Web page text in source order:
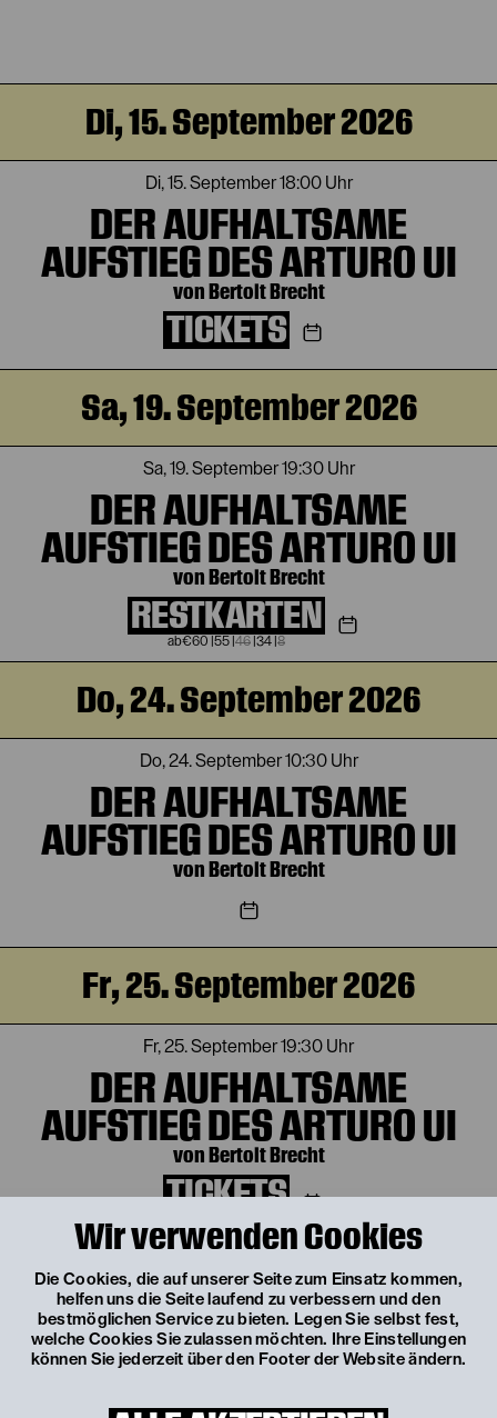
Wir verwenden Cookies
Die Cookies, die auf unserer Seite zum Einsatz kommen,
helfen uns die Seite laufend zu verbessern und den
bestmöglichen Service zu bieten. Legen Sie selbst fest,
welche Cookies Sie zulassen möchten. Ihre Einstellungen
können Sie jederzeit über den Footer der Website ändern.
Di, 15. September 2026
Di, 15. September18:00 Uhr
DER AUFHALTSAME
AUFSTIEG DES ARTURO UI
von Bertolt Brecht
TICKETS
Sa, 19. September 2026
Sa, 19. September19:30 Uhr
DER AUFHALTSAME
AUFSTIEG DES ARTURO UI
von Bertolt Brecht
RESTKARTEN
€60 55 46 34 8
Do, 24. September 2026
Do, 24. September10:30 Uhr
DER AUFHALTSAME
AUFSTIEG DES ARTURO UI
von Bertolt Brecht
Fr, 25. September 2026
Fr, 25. September19:30 Uhr
DER AUFHALTSAME
AUFSTIEG DES ARTURO UI
von Bertolt Brecht
TICKETS
Mi, 7. Oktober 2026
Mi, 7. Oktober19:30 Uhr
DER AUFHALTSAME